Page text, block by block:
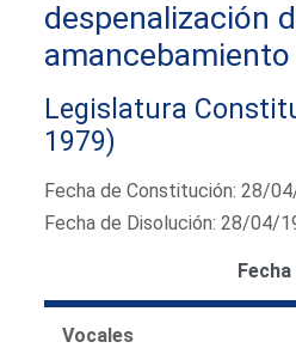
despenalización
amancebamiento
Legislatura
1979)
Fecha de Constitución: 28/
Fecha de Disolución: 28/04/
Vocales